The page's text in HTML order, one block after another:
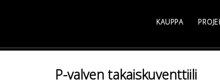
KAUPPA
P-valven takaiskuventtiili